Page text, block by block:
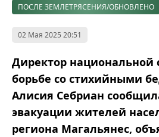
ПОСЛЕ ЗЕМЛЕТРЯСЕНИЯ/ОБНОВЛЕНО
02 Мая 2025 20:51
Директор
борьбе со стихийными
Алисия Себриан
эвакуации жителей
региона Магальянес,